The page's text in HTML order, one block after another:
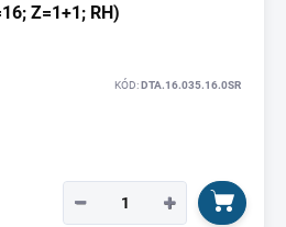
Z=1+1; RH)
KÓD:DTA.16.035.16.0SR
+
−